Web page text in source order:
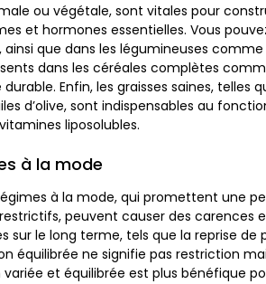
ou végétale, sont vitales pour
et hormones essentielles. Vous
que dans les légumineuses
dans les céréales complètes
Enfin, les graisses saines, telles
d’olive, sont indispensables au
liposolubles.
à la mode
à la mode, qui promettent une
peuvent causer des carences
le long terme, tels que la reprise de
équilibrée ne signifie pas restriction
et équilibrée est plus bénéfique